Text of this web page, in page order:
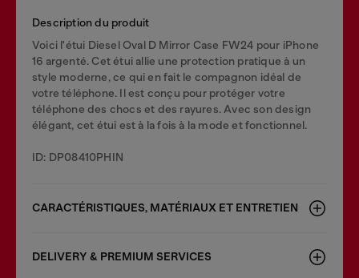
Description du produit
Voici l'étui Diesel Oval D Mirror Case FW24 pour iPhone
16 argenté. Cet étui allie une protection pratique à un
style moderne, ce qui en fait le compagnon idéal de
votre téléphone. Il est conçu pour protéger votre
téléphone des chocs et des rayures. Avec son design
élégant, cet étui est à la fois à la mode et fonctionnel.
ID: DP08410PHIN
CARACTÉRISTIQUES, MATÉRIAUX ET ENTRETIEN
DELIVERY & PREMIUM SERVICES